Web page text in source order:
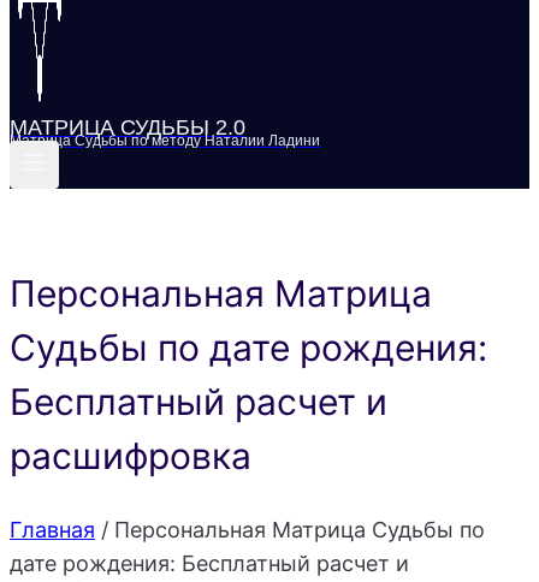
МАТРИЦА СУДЬБЫ 2.0
Матрица Судьбы по методу Наталии Ладини
Персональная Матрица
Судьбы по дате рождения:
Бесплатный расчет и
расшифровка
Главная / Персональная Матрица Судьбы по
дате рождения: Бесплатный расчет и